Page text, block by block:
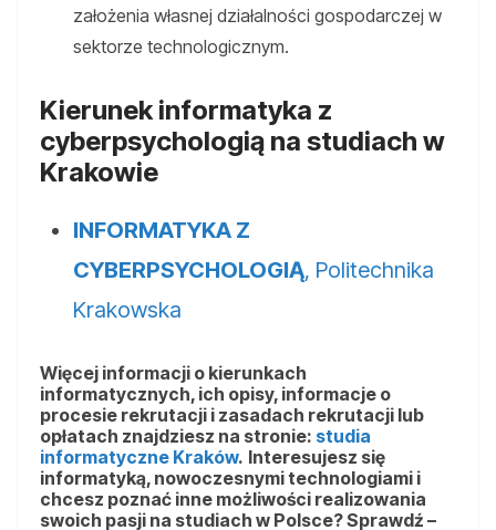
założenia własnej działalności gospodarczej w
sektorze technologicznym.
Kierunek informatyka z
cyberpsychologią na studiach w
Krakowie
INFORMATYKA Z
CYBERPSYCHOLOGIĄ, Politechnika
Krakowska
Więcej informacji o kierunkach
informatycznych, ich opisy, informacje o
procesie rekrutacji i zasadach rekrutacji lub
opłatach znajdziesz na stronie: studia
informatyczne Kraków. Interesujesz się
informatyką, nowoczesnymi technologiami i
chcesz poznać inne możliwości realizowania
swoich pasji na studiach w Polsce? Sprawdź –